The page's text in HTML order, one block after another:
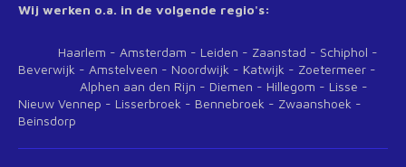
Wij werken o.a. in de volgende regio's:
Haarlem - Amsterdam - Leiden - Zaanstad - Schiphol -
Beverwijk - Amstelveen - Noordwijk - Katwijk - Zoetermeer -
Alphen aan den Rijn - Diemen - Hillegom - Lisse -
Nieuw Vennep - Lisserbroek - Bennebroek - Zwaanshoek -
Beinsdorp